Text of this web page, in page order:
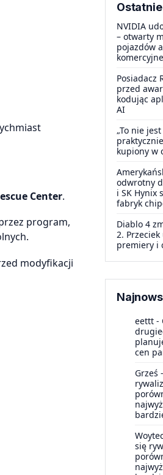
Center.
program,
modyfikacji
NVIDIA
– otwarty
pojazdów
Posiadacz
przed
kodując
AI
„To nie
kupiony w
odwrotny
i SK Hynix
fabryk
Diablo 4
2.
premiery i
eettt -
cen
Grześ -
się